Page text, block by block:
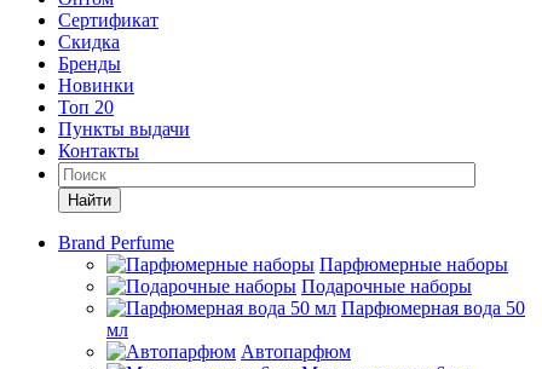
Сертификат
Скидка
Бренды
Новинки
Топ 20
Пункты выдачи
Контакты
Найти
Brand Perfume
Парфюмерные наборы
Подарочные наборы
Парфюмерная вода 50
мл
Автопарфюм